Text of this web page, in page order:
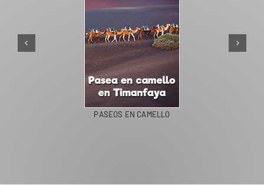
PASEOS EN CAMELLO